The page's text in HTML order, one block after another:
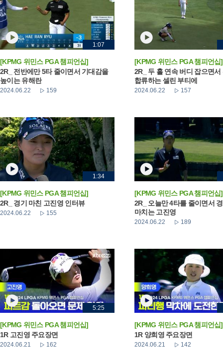
1:07
[KPMG 위민스 PGA 챔피언십]
2R_ 전반에만 5타 줄이면서 기대감을
높이는 유해란
2024.06.22 159
[KPMG 위민스 PGA 챔피언십]
2R_ 두 홀 연속 버디 잡으면서
합류하는 셀린 부티에
2024.06.22 157
1:34
[KPMG 위민스 PGA 챔피언십]
2R_ 경기 마친 고진영 인터뷰
2024.06.22 155
[KPMG 위민스 PGA 챔피언십]
2R_ 오늘만 4타를 줄이면서
마치는 고진영
2024.06.22 189
5:25
[KPMG 위민스 PGA 챔피언십]
1R 고진영 주요장면
2024.06.21 162
[KPMG 위민스 PGA 챔피언십]
1R 양희영 주요장면
2024.06.21 142